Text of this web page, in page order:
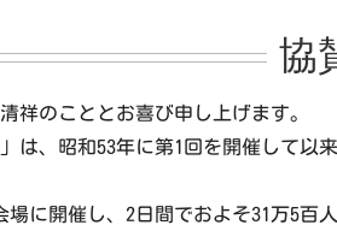
協
のこととお喜び申し上げます。
は、昭和53年に第1回を開催して
場に開催し、2日間でおよそ31万5